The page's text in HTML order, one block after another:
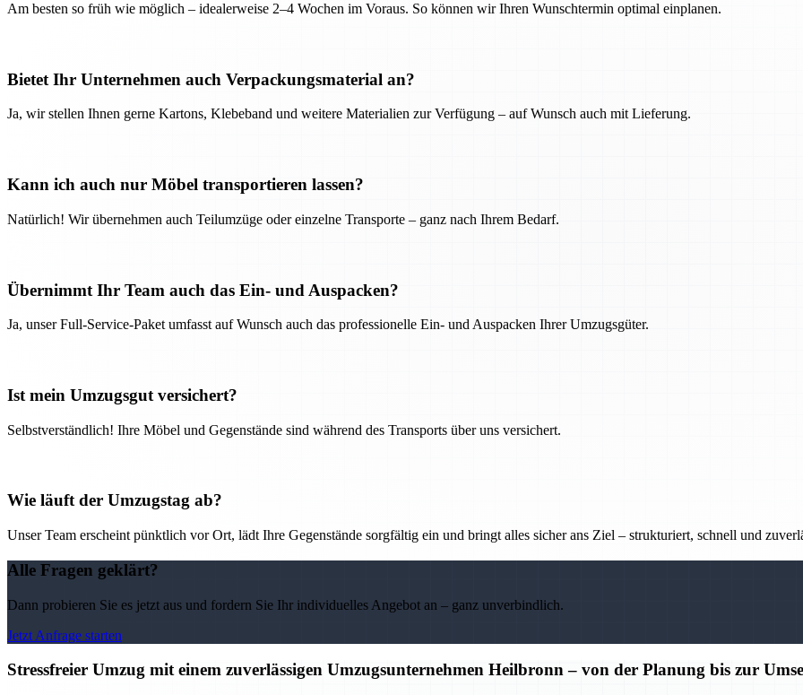
Am besten so früh wie möglich – idealerweise 2–4 Wochen im Voraus. So können wir Ihren Wunschtermin optimal einplanen.
Bietet Ihr Unternehmen auch Verpackungsmaterial an?
Ja, wir stellen Ihnen gerne Kartons, Klebeband und weitere Materialien zur Verfügung – auf Wunsch auch mit Lieferung.
Kann ich auch nur Möbel transportieren lassen?
Natürlich! Wir übernehmen auch Teilumzüge oder einzelne Transporte – ganz nach Ihrem Bedarf.
Übernimmt Ihr Team auch das Ein- und Auspacken?
Ja, unser Full-Service-Paket umfasst auf Wunsch auch das professionelle Ein- und Auspacken Ihrer Umzugsgüter.
Ist mein Umzugsgut versichert?
Selbstverständlich! Ihre Möbel und Gegenstände sind während des Transports über uns versichert.
Wie läuft der Umzugstag ab?
Unser Team erscheint pünktlich vor Ort, lädt Ihre Gegenstände sorgfältig ein und bringt alles sicher ans Ziel – strukturiert, schnell und
Alle Fragen geklärt?
Dann probieren Sie es jetzt aus und fordern Sie Ihr individuelles Angebot an – ganz unverbindlich.
Jetzt Anfrage starten
Stressfreier Umzug mit einem zuverlässigen Umzugsunternehmen Heilbronn – von der Planung bis zur